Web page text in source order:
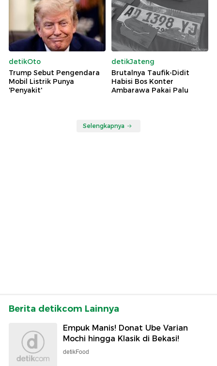
detikOto
Trump Sebut Pengendara
Mobil Listrik Punya
'Penyakit'
detikJateng
Brutalnya Taufik-Didit
Habisi Bos Konter
Ambarawa Pakai Palu
Selengkapnya
Berita detikcom Lainnya
Empuk Manis! Donat Ube Varian
Mochi hingga Klasik di Bekasi!
detikFood